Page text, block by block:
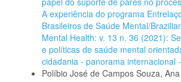
A experiência do programa
Brasileiros de Saúde Mental/
Mental Health: v. 13 n. 36 (2021):
e políticas de saúde mental
cidadania - panorama internacional
Políbio José de Campos Souza,